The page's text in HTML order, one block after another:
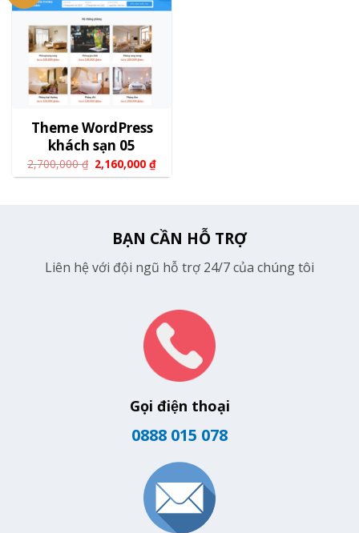
Theme WordPress
khách sạn 05
2,700,000₫ 2,160,000₫
BẠN CẦN HỖ TRỢ
Liên hệ với đội ngũ hỗ trợ 24/7 của chúng tôi
Gọi điện thoại
0888 015 078